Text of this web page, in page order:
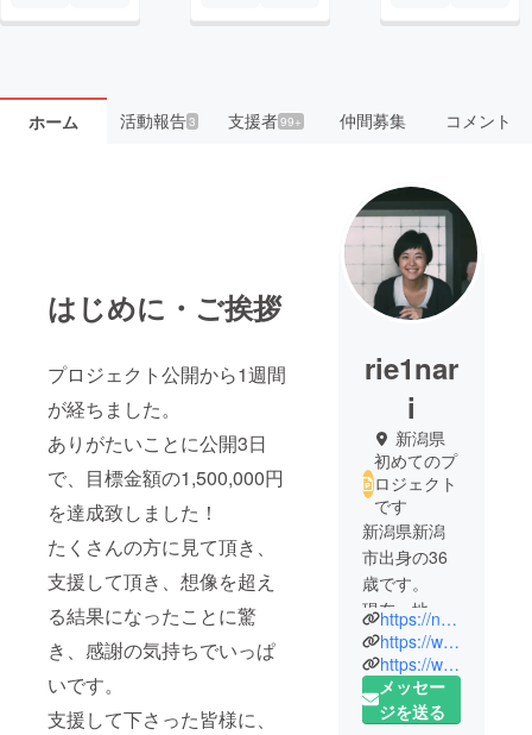
ホーム 活動報告3 支援者99+ 仲間募集 コメント
はじめに・ご挨拶
プロジェクト公開から1週間
が経ちました。
ありがたいことに公開3日
で、目標金額の1,500,000円
を達成致しました！
たくさんの方に見て頂き、
支援して頂き、想像を超え
る結果になったことに驚
き、感謝の気持ちでいっぱ
いです。
支援して下さった皆様に、
rie1nar
i
新潟県
初めてのプ
ロジェクト
です
新潟県新潟
市出身の36
歳です。
現在、地元
の新潟市に
て古民家を
改装したゲ
ストハウス
https://nuttari-nari.com
https://www.facebook.com/nari.nuttarinari/
https://www.instagram.com/nuttari_nari/
メッセー
ジを送る